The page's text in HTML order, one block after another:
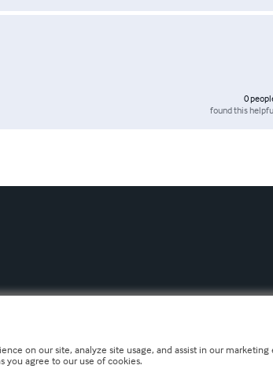
0
found this
on our site, analyze site usage, and assist in our
you agree to our use of cookies.